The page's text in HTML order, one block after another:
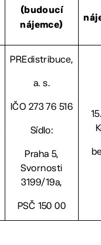
(budoucí
nájemce)
PREdistribuce,
a. s.
IČO 273 76 516
Sídlo:
Praha 5,
Svornosti
3199/19a,
PSČ 150 00